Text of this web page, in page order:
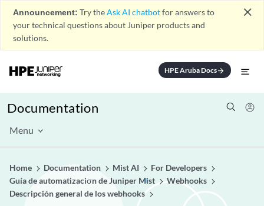
Announcement: Try theAsk AI chatbotfor answers to
your technical questions about Juniper products and
solutions.
close
HPE Aruba Docsarrow_forward
Documentation
Menu
Home Documentation Mist AI
For Developers
Guía de automatizaciσn de Juniper Mist
Webhooks
Descripción general de los webhooks